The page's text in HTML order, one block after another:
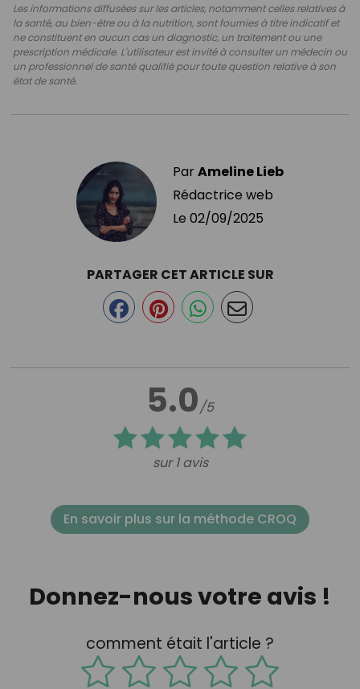
Les informations diffusées sur les articles, notamment celles relatives à
la santé, au bien-être ou à la nutrition, sont fournies à titre indicatif et
ne constituent en aucun cas un diagnostic, un traitement ou une
prescription médicale. L'utilisateur est invité à consulter un médecin ou
un professionnel de santé qualifié pour toute question relative à son
état de santé.
ParAmeline Lieb
Rédactrice web
Le 02/09/2025
5.0/5
sur 1 avis
PARTAGER CET ARTICLE SUR
En savoir plus sur la méthode CROQ
Donnez-nous votre avis !
comment était l'article ?